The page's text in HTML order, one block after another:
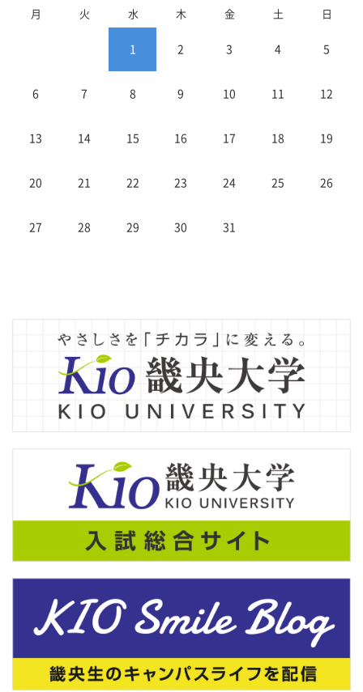
月 火 水 木 金 土 日
1 2 3 4 5
6 7 8 9 10 11 12
13 14 15 16 17 18 19
20 21 22 23 24 25 26
27 28 29 30 31